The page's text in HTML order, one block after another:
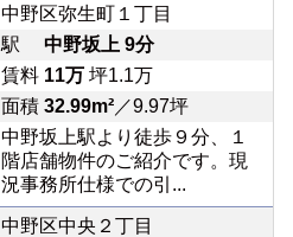
中野区弥生町１丁目
駅 中野坂上 9分
賃料 11万坪1.1万
面積 32.99m²／9.97坪
中野坂上駅より徒歩９分、１
階店舗物件のご紹介です。現
況事務所仕様での引...
中野区中央２丁目